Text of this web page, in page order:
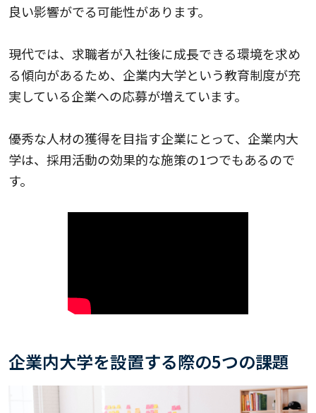
良い影響がでる可能性があります。
現代では、求職者が入社後に成長できる環境を求め
る傾向があるため、企業内大学という教育制度が充
実している企業への応募が増えています。
優秀な人材の獲得を目指す企業にとって、企業内大
学は、採用活動の効果的な施策の1つでもあるので
す。
企業内大学を設置する際の5つの課題